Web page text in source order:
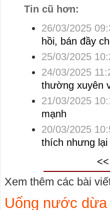
Tin cũ hơn:
26/03/2025
hồi, bán đầy
25/03/2025
24/03/2025
thường xuyên
21/03/2025
mạnh
20/03/2025
thích nhưng
Xem thêm các bài
Uống nước